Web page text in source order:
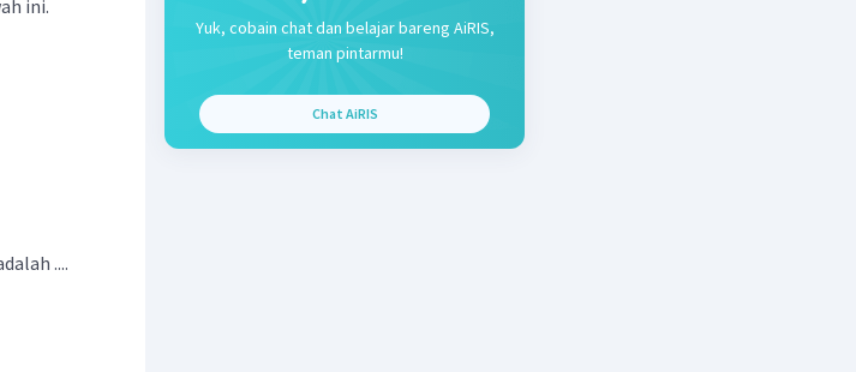
ini.
....
Yuk, cobain chat dan belajar bareng AiRIS,
teman pintarmu!
Chat AiRIS